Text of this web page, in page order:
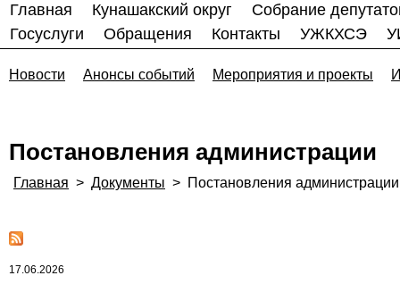
Главная Кунашакский округ
Собрание
Госуслуги
Обращения Контакты УЖКХСЭ
Новости Анонсы событий Мероприятия и проекты
Постановления администрации
Главная > Документы > Постановления администрации
17.06.2026